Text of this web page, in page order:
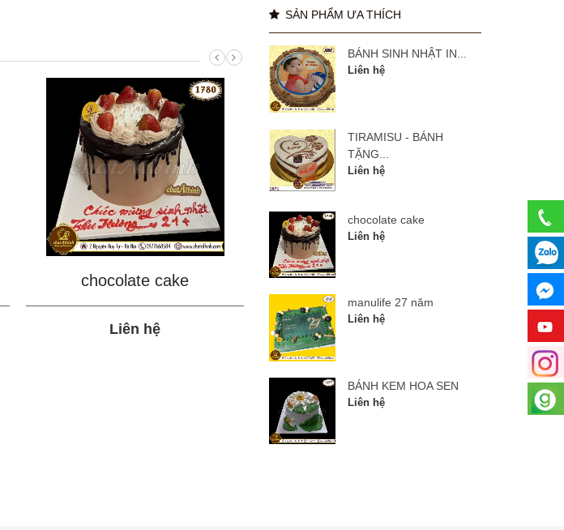
chocolate cake
Liên hệ
manulife 27 năm
Liên hệ
SẢN PHẨM ƯA THÍCH
BÁNH SINH NHẬT IN...
Liên hệ
TIRAMISU - BÁNH
TẶNG...
Liên hệ
chocolate cake
Liên hệ
manulife 27 năm
Liên hệ
BÁNH KEM HOA SEN
Liên hệ